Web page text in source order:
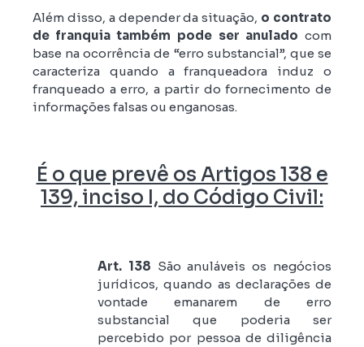
Além disso, a depender da situação, o contrato
de franquia também pode ser anulado com
base na ocorrência de “erro substancial”, que se
caracteriza quando a franqueadora induz o
franqueado a erro, a partir do fornecimento de
informações falsas ou enganosas.
É o que prevê os Artigos 138 e
139, inciso I, do Código Civil:
Art. 138 São anuláveis os negócios
jurídicos, quando as declarações de
vontade emanarem de erro
substancial que poderia ser
percebido por pessoa de diligência